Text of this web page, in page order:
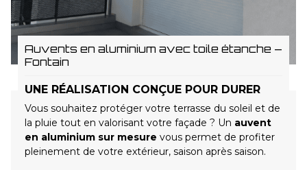
Auvents en aluminium avec toile étanche –
Fontain
UNE RÉALISATION CONÇUE POUR DURER
Vous souhaitez protéger votre terrasse du soleil et de
la pluie tout en valorisant votre façade ? Un auvent
en aluminium sur mesure vous permet de profiter
pleinement de votre extérieur, saison après saison.